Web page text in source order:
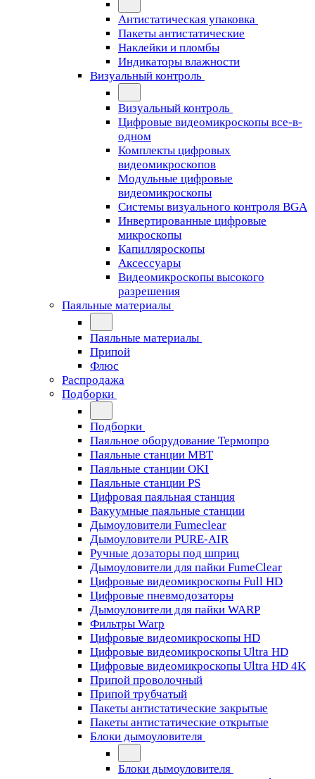
Антистатическая упаковка
Пакеты антистатические
Наклейки и пломбы
Индикаторы влажности
Визуальный контроль
Визуальный контроль
Цифровые видеомикроскопы все-в-
одном
Комплекты цифровых
видеомикроскопов
Модульные цифровые
видеомикроскопы
Cистемы визуального контроля BGA
Инвертированные цифровые
микроскопы
Капилляроскопы
Аксессуары
Видеомикроскопы высокого
разрешения
Паяльные материалы
Паяльные материалы
Припой
Флюс
Распродажа
Подборки
Подборки
Паяльное оборудование Термопро
Паяльные станции MBT
Паяльные станции OKI
Паяльные станции PS
Цифровая паяльная станция
Вакуумные паяльные станции
Дымоуловители Fumeclear
Дымоуловители PURE-AIR
Ручные дозаторы под шприц
Дымоуловители для пайки FumeClear
Цифровые видеомикроскопы Full HD
Цифровые пневмодозаторы
Дымоуловители для пайки WARP
Фильтры Warp
Цифровые видеомикроскопы HD
Цифровые видеомикроскопы Ultra HD
Цифровые видеомикроскопы Ultra HD 4K
Припой проволочный
Припой трубчатый
Пакеты антистатические закрытые
Пакеты антистатические открытые
Блоки дымоуловителя
Блоки дымоуловителя